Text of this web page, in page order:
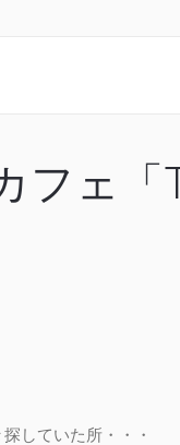
フェ「
していた所・・・